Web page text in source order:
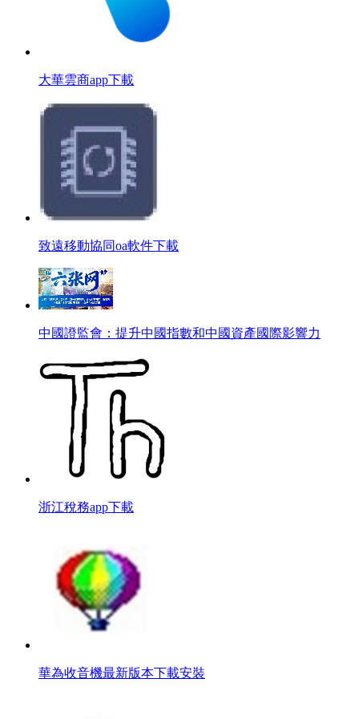
大華雲商app下載
致遠移動協同oa軟件下載
中國證監會：提升中國指數和中國資產國際影響力
浙江稅務app下載
華為收音機最新版本下載安裝